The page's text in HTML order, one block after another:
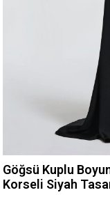
Göğsü Kuplu
Korseli Siyah